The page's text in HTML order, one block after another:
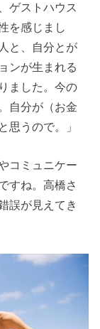
ゲストハウス
を感じまし
と、自分とが
ンが生まれる
ました。今の
自分が（お金
思うので。」
コミュニケー
すね。高橋さ
誤が見えてき